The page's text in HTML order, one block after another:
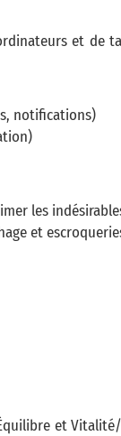
et de
notifications)
les
et
et